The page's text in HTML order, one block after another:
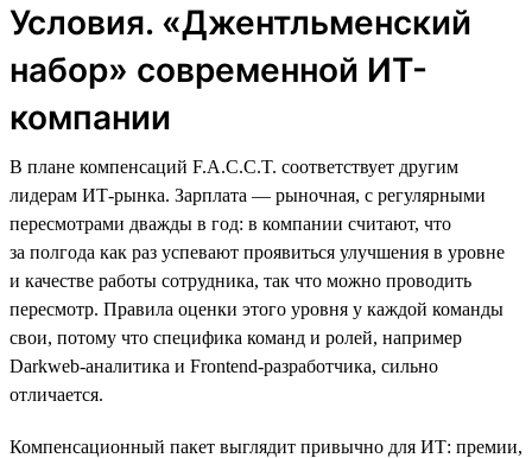
Условия. «Джентльменский
набор» современной ИТ-
компании
В плане компенсаций F.A.C.C.T. соответствует другим
лидерам ИТ-рынка. Зарплата — рыночная, с регулярными
пересмотрами дважды в год: в компании считают, что
за полгода как раз успевают проявиться улучшения в уровне
и качестве работы сотрудника, так что можно проводить
пересмотр. Правила оценки этого уровня у каждой команды
свои, потому что специфика команд и ролей, например
Darkweb-аналитика и Frontend-разработчика, сильно
отличается.
Компенсационный пакет выглядит привычно для ИТ: премии,